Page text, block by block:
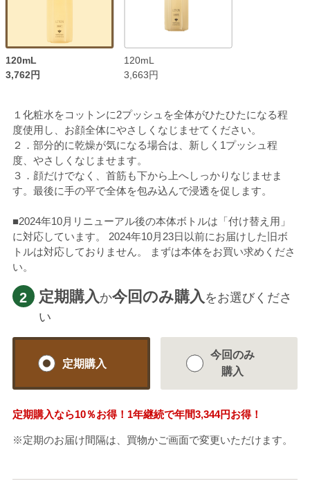
120mL
3,762円
120mL
3,663円
１化粧水をコットンに2プッシュを全体がひたひたになる程
度使用し、お顔全体にやさしくなじませてください。
２．部分的に乾燥が気になる場合は、新しく1プッシュ程
度、やさしくなじませます。
３．顔だけでなく、首筋も下から上へしっかりなじませま
す。最後に手の平で全体を包み込んで浸透を促します。
■2024年10月リニューアル後の本体ボトルは「付け替え用」
に対応しています。 2024年10月23日以前にお届けした旧ボ
トルは対応しておりません。 まずは本体をお買い求めくださ
い。
2 定期購入 か今回のみ購入 をお選びくださ
い
定期購入
今回のみ
購入
定期購入なら10％お得！1年継続で年間3,344円お得！
※定期のお届け間隔は、買物かご画面で変更いただけます。